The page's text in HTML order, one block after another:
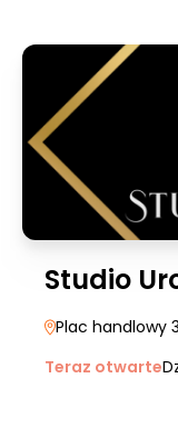
Studio
Plac handlowy 3
Teraz otwarte